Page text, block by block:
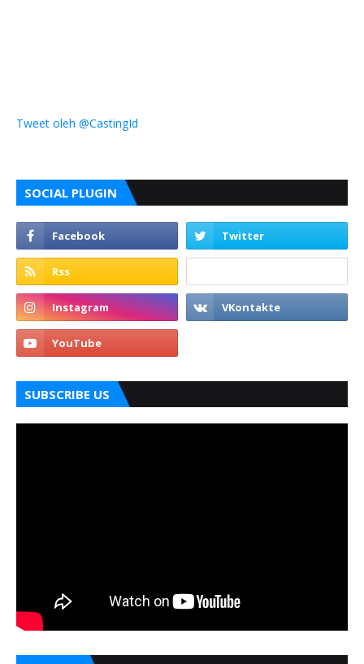
Tweet oleh @CastingId
SOCIAL PLUGIN
SUBSCRIBE US